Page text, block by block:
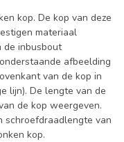
kop. De kop van deze
materiaal
de inbusbout
afbeelding
van de kop in
lijn). De lengte van de
de kop weergeven.
schroefdraadlengte van
kop.